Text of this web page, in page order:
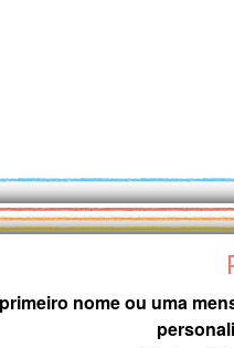
nome ou uma